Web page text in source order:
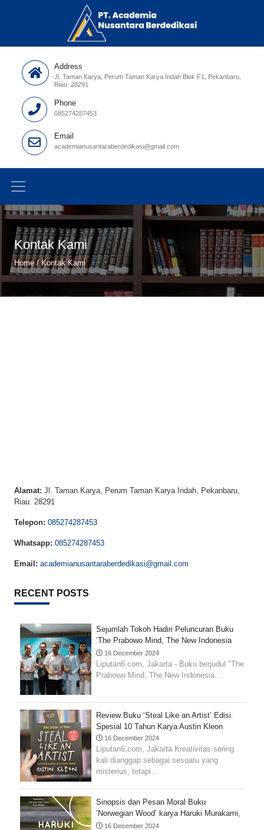
Address
Jl. Taman Karya, Perum Taman Karya Indah Blok F1, Pekanbaru,
Riau. 28291
Phone
085274287453
Email
academianusantaraberdedikasi@gmail.com
Kontak Kami
Home/Kontak Kami
Alamat: Jl. Taman Karya, Perum Taman Karya Indah, Pekanbaru,
Riau. 28291
Telepon: 085274287453
Whatsapp: 085274287453
Email: academianusantaraberdedikasi@gmail.com
RECENT POSTS
Sejumlah Tokoh Hadiri Peluncuran Buku
‘The Prabowo Mind, The New Indonesia
Economy 5.0 Manifesto’
16 December 2024
Liputan6.com, Jakarta - Buku berjudul "The
Prabowo Mind, The New Indonesia…
Review Buku ‘Steal Like an Artist’ Edisi
Spesial 10 Tahun Karya Austin Kleon
16 December 2024
Liputan6.com, Jakarta Kreativitas sering
kali dianggap sebagai sesuatu yang
misterius, tetapi…
Sinopsis dan Pesan Moral Buku
‘Norwegian Wood’ karya Haruki Murakami,
Penuh Makna
16 December 2024